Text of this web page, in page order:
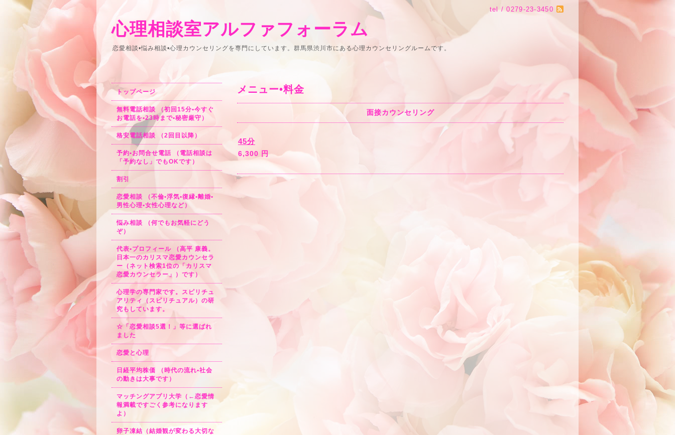
tel / 0279-23-3450
心理相談室アルファフォーラム
恋愛相談•悩み相談•心理カウンセリングを専門にしています。群馬県渋川市にある心理カウンセリングルームです。
メニュー•料金
面接カウンセリング
45分
6,300 円
トップページ
無料電話相談 （初回15分•今すぐ
お電話を•23時まで•秘密厳守）
格安電話相談 （2回目以降）
予約•お問合せ電話 （電話相談は
「予約なし」でもOKです）
割引
恋愛相談 （不倫•浮気•復縁•離婚•
男性心理•女性心理など）
悩み相談 （何でもお気軽にどう
ぞ）
代表•プロフィール （高平 康義。
日本一のカリスマ恋愛カウンセラ
ー（ネット検索1位の「カリスマ
恋愛カウンセラー」）です）
心理学の専門家です。スピリチュ
アリティ（スピリチュアル）の研
究もしています。
☆「恋愛相談5選！」等に選ばれ
ました
恋愛と心理
日経平均株価 （時代の流れ•社会
の動きは大事です）
マッチングアプリ大学（←恋愛情
報満載ですごく参考になります
よ）
卵子凍結（結婚観が変わる大切な